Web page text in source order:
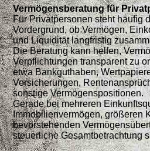
Vermögensberatung für
Für Privatpersonen steht häufig
Vordergrund, ob Vermögen,
und Liquidität langfristig
Die Beratung kann helfen,
Verpflichtungen transparent zu
etwa Bankguthaben,
Versicherungen,
sonstige Vermögenspositionen.
Gerade bei mehreren
Immobilienvermögen, größeren
bevorstehenden
steuerliche Gesamtbetrachtung